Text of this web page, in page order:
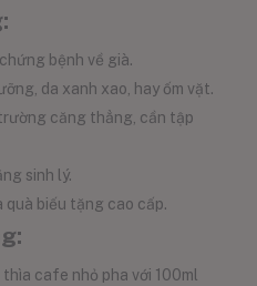
bệnh về già.
da xanh xao, hay ốm vặt.
căng thẳng, cần tập
sinh lý.
quà biếu tặng cao cấp.
thìa cafe nhỏ pha với 100ml